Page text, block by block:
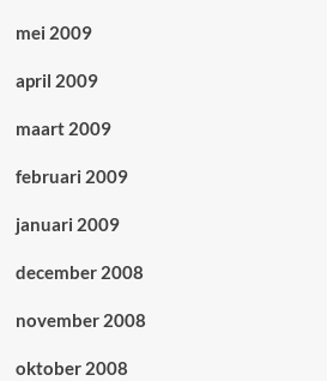
mei 2009
april 2009
maart 2009
februari 2009
januari 2009
december 2008
november 2008
oktober 2008